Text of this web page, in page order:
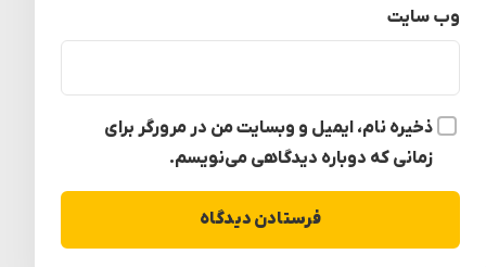
وب‌ سایت
ذخیره نام، ایمیل و وبسایت من در مرورگر برای
زمانی که دوباره دیدگاهی می‌نویسم.